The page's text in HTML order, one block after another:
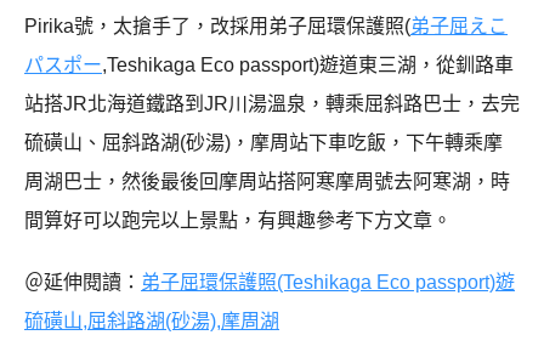
Pirika號，太搶手了，改採用弟子屈環保護照(弟子屈えこ
パスポー,Teshikaga Eco passport)遊道東三湖，從釧路車
站搭JR北海道鐵路到JR川湯溫泉，轉乘屈斜路巴士，去完
硫磺山、屈斜路湖(砂湯)，摩周站下車吃飯，下午轉乘摩
周湖巴士，然後最後回摩周站搭阿寒摩周號去阿寒湖，時
間算好可以跑完以上景點，有興趣參考下方文章。
＠延伸閱讀： 弟子屈環保護照(Teshikaga Eco passport)遊
硫磺山,屈斜路湖(砂湯),摩周湖